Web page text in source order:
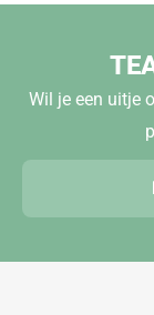
Wil je een uitje